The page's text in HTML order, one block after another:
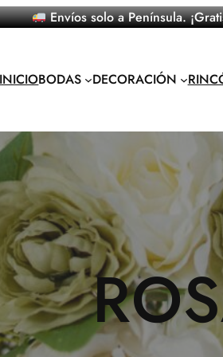
Envíos solo a Península.
INICIOBODAS DECORACIÓN